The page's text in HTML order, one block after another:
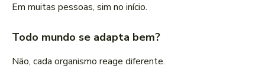
Em muitas pessoas, sim no início.
Todo mundo se adapta bem?
Não, cada organismo reage diferente.